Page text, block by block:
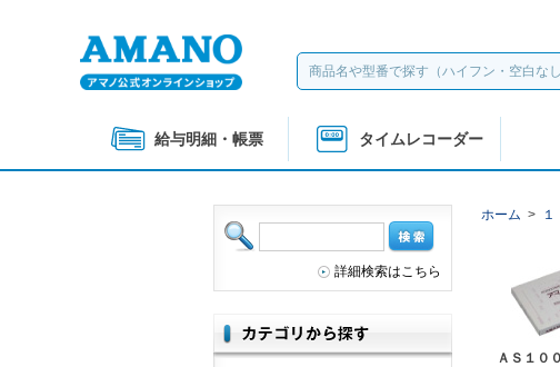
給与明細・帳票 タイムレコーダー
ホーム >
ＡＳ１０
詳細検索はこちら